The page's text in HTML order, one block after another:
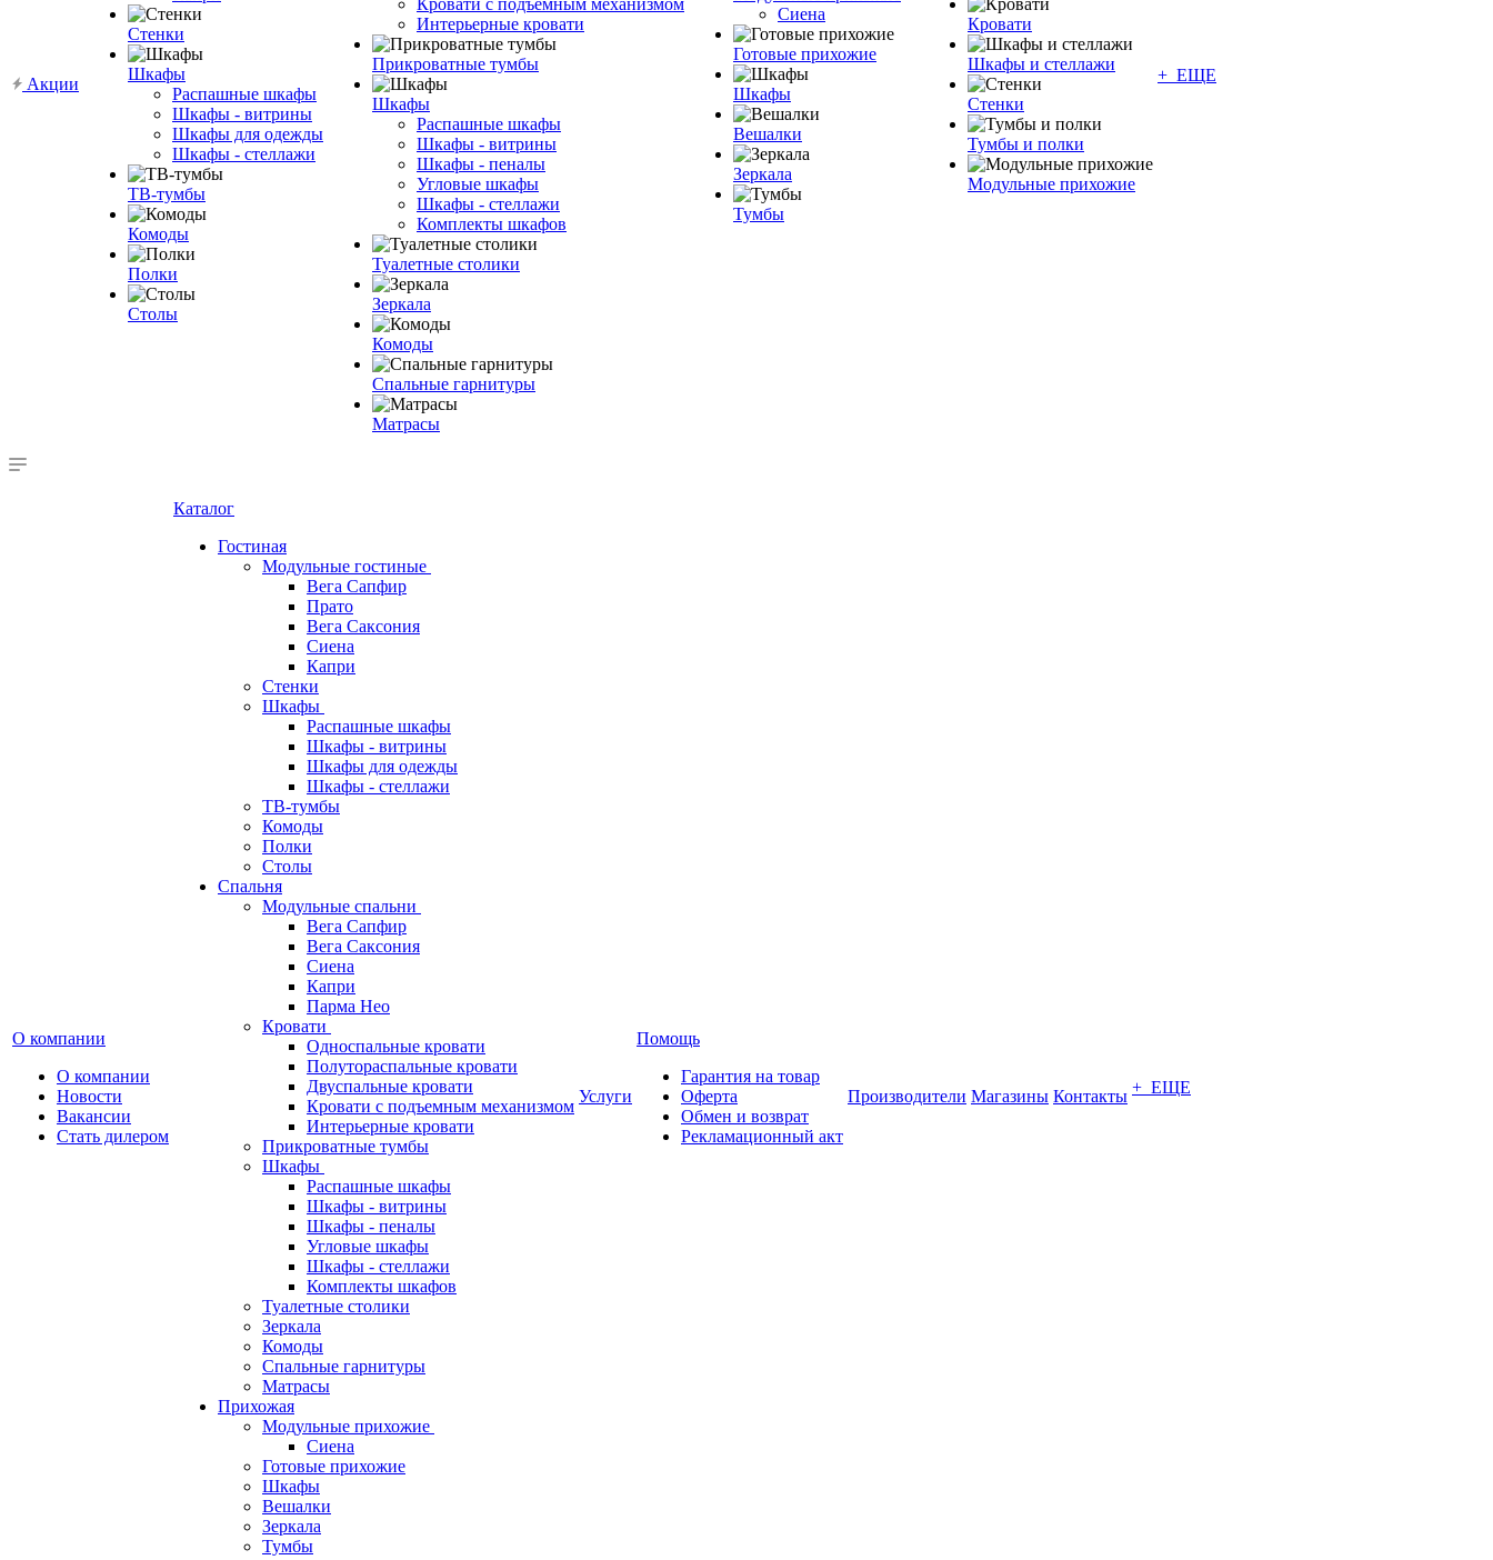
Акции
Стенки
Шкафы
Распашные шкафы
Шкафы - витрины
Шкафы для одежды
Шкафы - стеллажи
ТВ-тумбы
Комоды
Полки
Столы
Кровати с подъемным механизмом
Интерьерные кровати
Прикроватные тумбы
Шкафы
Распашные шкафы
Шкафы - витрины
Шкафы - пеналы
Угловые шкафы
Шкафы - стеллажи
Комплекты шкафов
Туалетные столики
Зеркала
Комоды
Спальные гарнитуры
Матрасы
Сиена
Готовые прихожие
Шкафы
Вешалки
Зеркала
Тумбы
Кровати
Шкафы и стеллажи
Стенки
Тумбы и полки
Модульные прихожие
+ ЕЩЕ
О компании
О компании
Новости
Вакансии
Стать дилером
Каталог
Гостиная
Модульные гостиные
Вега Сапфир
Прато
Вега Саксония
Сиена
Капри
Стенки
Шкафы
Распашные шкафы
Шкафы - витрины
Шкафы для одежды
Шкафы - стеллажи
ТВ-тумбы
Комоды
Полки
Столы
Спальня
Модульные спальни
Вега Сапфир
Вега Саксония
Сиена
Капри
Парма Нео
Кровати
Односпальные кровати
Полутораспальные кровати
Двуспальные кровати
Кровати с подъемным механизмом
Интерьерные кровати
Прикроватные тумбы
Шкафы
Распашные шкафы
Шкафы - витрины
Шкафы - пеналы
Угловые шкафы
Шкафы - стеллажи
Комплекты шкафов
Туалетные столики
Зеркала
Комоды
Спальные гарнитуры
Матрасы
Прихожая
Модульные прихожие
Сиена
Готовые прихожие
Шкафы
Вешалки
Зеркала
Тумбы
Услуги
Помощь
Гарантия на товар
Оферта
Обмен и возврат
Рекламационный акт
Производители Магазины Контакты + ЕЩЕ